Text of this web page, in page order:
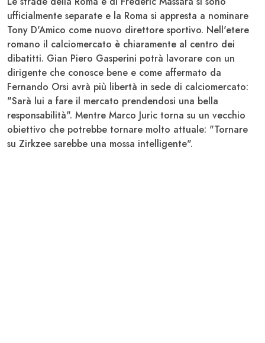
ufficialmente separate e la Roma si appresta a nominare
Tony D'Amico come nuovo direttore sportivo. Nell'etere
romano il calciomercato è chiaramente al centro dei
dibatitti. Gian Piero Gasperini potrà lavorare con un
dirigente che conosce bene e come affermato da
Fernando Orsi avrà più libertà in sede di calciomercato:
"Sarà lui a fare il mercato prendendosi una bella
responsabilità". Mentre Marco Juric torna su un vecchio
obiettivo che potrebbe tornare molto attuale: "Tornare
su Zirkzee sarebbe una mossa intelligente".